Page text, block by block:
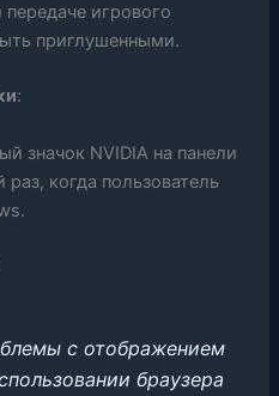
игрового
приглушенными.
:
значок NVIDIA на панели
когда пользователь
с отображением
браузера